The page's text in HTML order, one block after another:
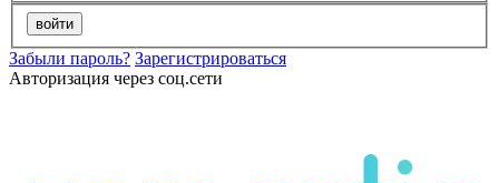
войти
Забыли пароль? Зарегистрироваться
Авторизация через соц.сети